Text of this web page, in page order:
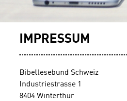
IMPRESSUM
Bibellesebund Schweiz
Industriestrasse 1
8404 Winterthur